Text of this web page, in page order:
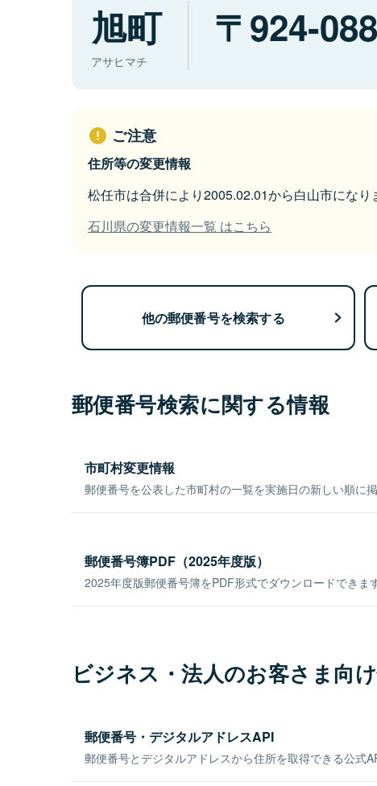
旭町
アサヒマチ
924-
ご注意
住所等の変更情報
松任市は合併により2005.02.01から白山市になり
石川県の変更情報一覧 はこちら
他の郵便番号を検索する
郵便番号検索に関する情報
市町村変更情報
郵便番号を公表した市町村の一覧を実施日の新しい順に掲
郵便番号簿PDF（2025年度版）
2025年度版郵便番号簿をPDF形式でダウンロードできます
ビジネス・法人のお客さま向
郵便番号・デジタルアドレスAPI
郵便番号とデジタルアドレスから住所を取得できる公式